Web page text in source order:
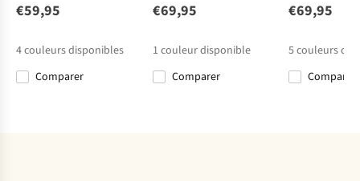
Women Fleece
€59,95
4couleurs disponibles
Comparer
€69,95
1 couleur disponible
Comparer
€69,95
5couleurs
%
Comparer